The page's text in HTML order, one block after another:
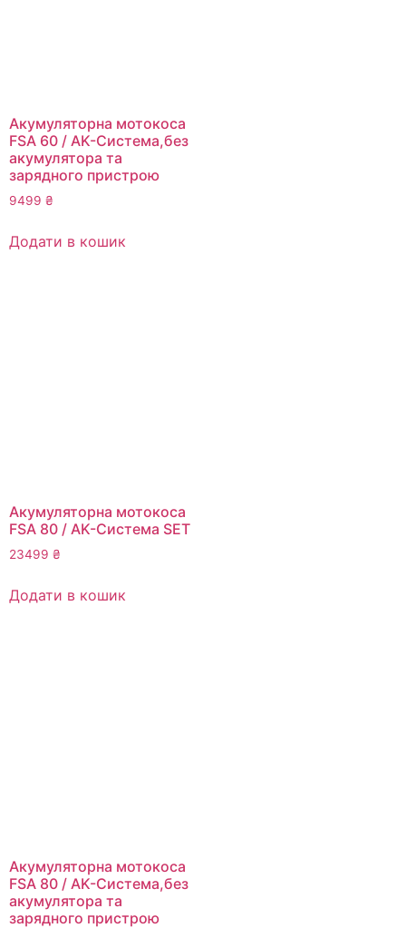
Акумуляторна мотокоса
FSA 60 / AK-Система,без
акумулятора та
зарядного пристрою
9499 ₴
Додати в кошик
Акумуляторна мотокоса
FSA 80 / AK-Система SET
23499 ₴
Додати в кошик
Акумуляторна мотокоса
FSA 80 / AK-Система,без
акумулятора та
зарядного пристрою